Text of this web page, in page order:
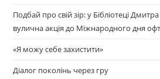
Подбай про свій зір: у Бібліотеці
вулична акція до Міжнародного дня
«Я можу себе захистити»
Діалог поколінь через гру